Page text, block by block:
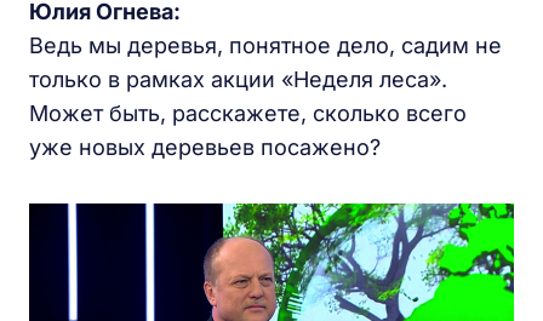
Юлия Огнева:
Ведь мы деревья, понятное дело, садим не
только в рамках акции «Неделя леса».
Может быть, расскажете, сколько всего
уже новых деревьев посажено?